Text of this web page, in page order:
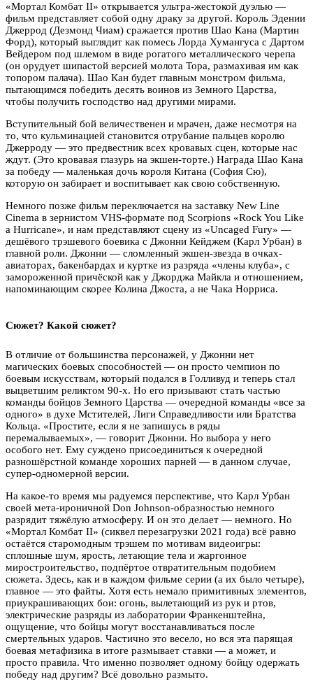
«Мортал Комбат II» открывается ультра-жестокой дуэлью —
фильм представляет собой одну драку за другой. Король Эдении
Джеррод (Дезмонд Чиам) сражается против Шао Кана (Мартин
Форд), который выглядит как помесь Лорда Хумангуса с Дартом
Вейдером под шлемом в виде рогатого металлического черепа
(он орудует шипастой версией молота Тора, размахивая им как
топором палача). Шао Кан будет главным монстром фильма,
пытающимся победить десять воинов из Земного Царства,
чтобы получить господство над другими мирами.
Вступительный бой величественен и мрачен, даже несмотря на
то, что кульминацией становится отрубание пальцев королю
Джерроду — это предвестник всех кровавых сцен, которые нас
ждут. (Это кровавая глазурь на экшен-торте.) Награда Шао Кана
за победу — маленькая дочь короля Китана (София Сю),
которую он забирает и воспитывает как свою собственную.
Немного позже фильм переключается на заставку New Line
Cinema в зернистом VHS-формате под Scorpions «Rock You Like
a Hurricane», и нам представляют сцену из «Uncaged Fury» —
дешёвого трэшевого боевика с Джонни Кейджем (Карл Урбан) в
главной роли. Джонни — сломленный экшен-звезда в очках-
авиаторах, бакенбардах и куртке из разряда «члены клуба», с
замороженной причёской как у Джорджа Майкла и отношением,
напоминающим скорее Колина Джоста, а не Чака Норриса.
Сюжет? Какой сюжет?
В отличие от большинства персонажей, у Джонни нет
магических боевых способностей — он просто чемпион по
боевым искусствам, который подался в Голливуд и теперь стал
выцветшим реликтом 90-х. Но его призывают стать частью
команды бойцов Земного Царства — очередной команды «все за
одного» в духе Мстителей, Лиги Справедливости или Братства
Кольца. «Простите, если я не запишусь в ряды
перемалываемых», — говорит Джонни. Но выбора у него
особого нет. Ему суждено присоединиться к очередной
разношёрстной команде хороших парней — в данном случае,
супер-одномерной версии.
На какое-то время мы радуемся перспективе, что Карл Урбан
своей мета-ироничной Don Johnson-образностью немного
разрядит тяжёлую атмосферу. И он это делает — немного. Но
«Мортал Комбат II» (сиквел перезагрузки 2021 года) всё равно
остаётся старомодным трэшем по мотивам видеоигры:
сплошные шум, ярость, летающие тела и жаргонное
миростроительство, подпёртое отвратительным подобием
сюжета. Здесь, как и в каждом фильме серии (а их было четыре),
главное — это файты. Хотя есть немало примитивных элементов,
приукрашивающих бои: огонь, вылетающий из рук и ртов,
электрические разряды из лаборатории Франкенштейна,
ощущение, что бойцы могут восстанавливаться после
смертельных ударов. Частично это весело, но вся эта парящая
боевая метафизика в итоге размывает ставки — а может, и
просто правила. Что именно позволяет одному бойцу одержать
победу над другим? Всё довольно размыто.